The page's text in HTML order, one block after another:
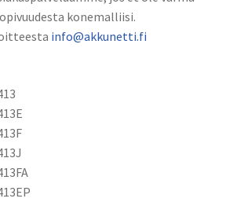
konemalliisi.
info@akkunetti.fi